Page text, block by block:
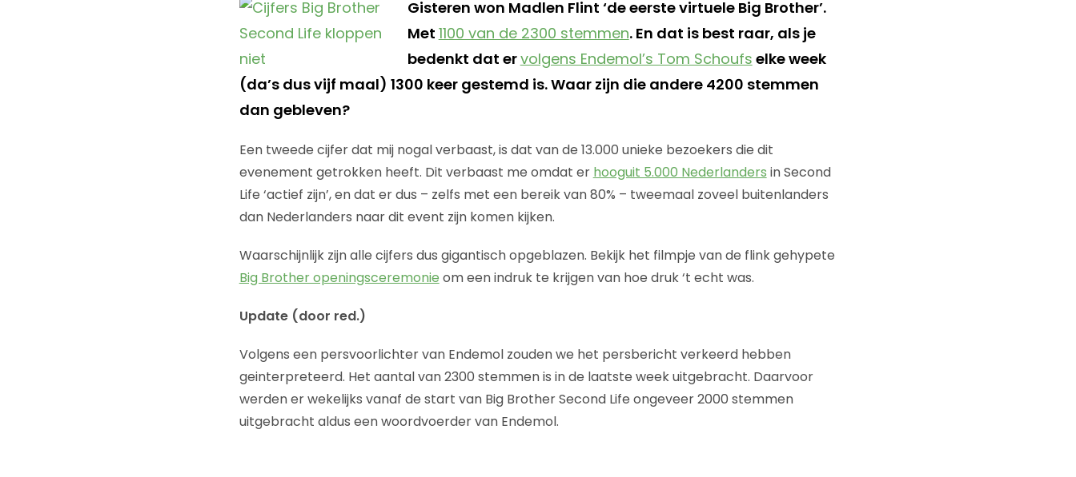
Gisteren won Madlen Flint ‘de eerste virtuele Big Brother’.
Met 1100 van de 2300 stemmen. En dat is best raar, als je
bedenkt dat ervolgens Endemol’s Tom Schoufs elke week
(da’s dus vijf maal) 1300 keer gestemd is. Waar zijn die andere 4200 stemmen
dan gebleven?
Een tweede cijfer dat mij nogal verbaast, is dat van de 13.000 unieke bezoekers die dit
evenement getrokken heeft. Dit verbaast me omdat er hooguit 5.000 Nederlanders in Second
Life ‘actief zijn’, en dat er dus – zelfs met een bereik van 80% – tweemaal zoveel buitenlanders
dan Nederlanders naar dit event zijn komen kijken.
Waarschijnlijk zijn alle cijfers dus gigantisch opgeblazen. Bekijk het filmpje van de flink gehypete
Big Brother openingsceremonie om een indruk te krijgen van hoe druk ‘t echt was.
Update (door red.)
Volgens een persvoorlichter van Endemol zouden we het persbericht verkeerd hebben
geinterpreteerd. Het aantal van 2300 stemmen is in de laatste week uitgebracht. Daarvoor
werden er wekelijks vanaf de start van Big Brother Second Life ongeveer 2000 stemmen
uitgebracht aldus een woordvoerder van Endemol.